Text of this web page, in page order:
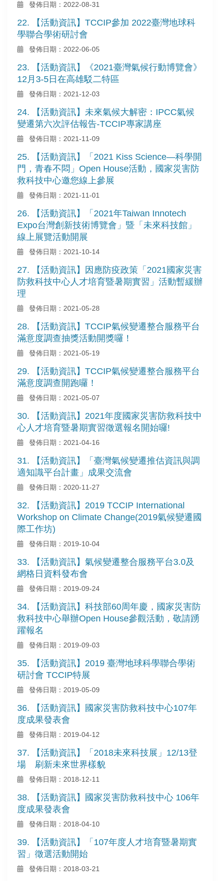
發佈日期：2022-08-31
22. 【活動資訊】TCCIP參加 2022臺灣地球科
學聯合學術研討會
發佈日期：2022-06-05
23. 【活動資訊】《2021臺灣氣候行動博覽會》
12月3-5日在高雄駁二特區
發佈日期：2021-12-03
24. 【活動資訊】未來氣候大解密：IPCC氣候
變遷第六次評估報告-TCCIP專家講座
發佈日期：2021-11-09
25. 【活動資訊】「2021 Kiss Science—科學開
門，青春不悶」Open House活動，國家災害防
救科技中心邀您線上參展
發佈日期：2021-11-01
26. 【活動資訊】「2021年Taiwan Innotech
Expo台灣創新技術博覽會」暨「未來科技館」
線上展覽活動開展
發佈日期：2021-10-14
27. 【活動資訊】因應防疫政策「2021國家災害
防救科技中心人才培育暨暑期實習」活動暫緩辦
理
發佈日期：2021-05-28
28. 【活動資訊】TCCIP氣候變遷整合服務平台
滿意度調查抽獎活動開獎囉！
發佈日期：2021-05-19
29. 【活動資訊】TCCIP氣候變遷整合服務平台
滿意度調查開跑囉！
發佈日期：2021-05-07
30. 【活動資訊】2021年度國家災害防救科技中
心人才培育暨暑期實習徵選報名開始囉!
發佈日期：2021-04-16
31. 【活動資訊】「臺灣氣候變遷推估資訊與調
適知識平台計畫」成果交流會
發佈日期：2020-11-27
32. 【活動資訊】2019 TCCIP International
Workshop on Climate Change(2019氣候變遷國
際工作坊)
發佈日期：2019-10-04
33. 【活動資訊】氣候變遷整合服務平台3.0及
網格日資料發布會
發佈日期：2019-09-24
34. 【活動資訊】科技部60周年慶，國家災害防
救科技中心舉辦Open House參觀活動，敬請踴
躍報名
發佈日期：2019-09-03
35. 【活動資訊】2019 臺灣地球科學聯合學術
研討會 TCCIP特展
發佈日期：2019-05-09
36. 【活動資訊】國家災害防救科技中心107年
度成果發表會
發佈日期：2019-04-12
37. 【活動資訊】「2018未來科技展」12/13登
場 刷新未來世界樣貌
發佈日期：2018-12-11
38. 【活動資訊】國家災害防救科技中心 106年
度成果發表會
發佈日期：2018-04-10
39. 【活動資訊】「107年度人才培育暨暑期實
習」徵選活動開始
發佈日期：2018-03-21